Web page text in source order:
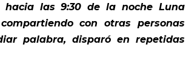
hacia las 9:30 de la noche Luna
con otras personas
palabra, disparó en repetidas